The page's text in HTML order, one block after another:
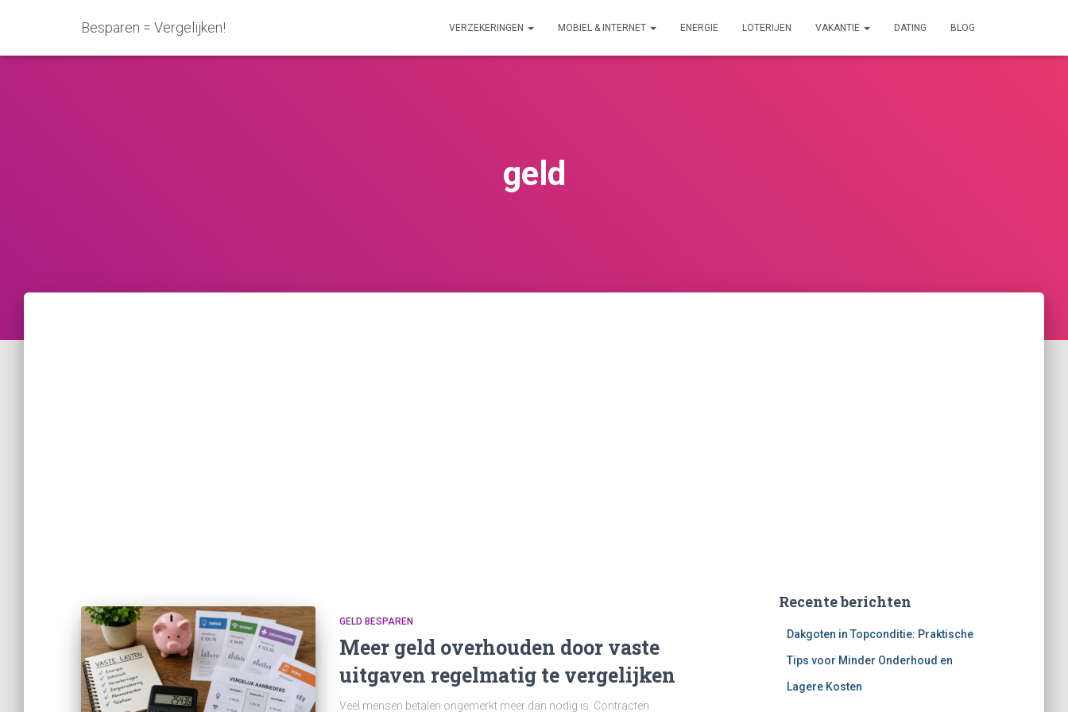
Besparen = Vergelijken! VERZEKERINGEN MOBIEL & INTERNET ENERGIE LOTERIJEN VAKANTIE DATING BLOG
geld
GELD BESPAREN
Meer geld overhouden door vaste
uitgaven regelmatig te vergelijken
Veel mensen betalen ongemerkt meer dan nodig is. Contracten
Recente berichten
Dakgoten in Topconditie: Praktische
Tips voor Minder Onderhoud en
Lagere Kosten